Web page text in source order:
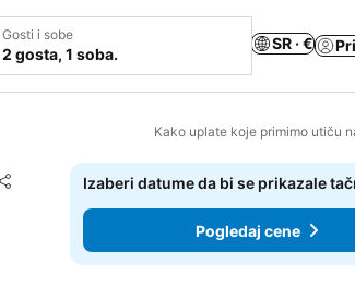
Gosti i sobe
2 gosta, 1 soba.
SR · €
Kako uplate koje primimo utiču
Deli
Dodati u favorite
Izaberi datume da bi se prikazale
Pogledaj cene